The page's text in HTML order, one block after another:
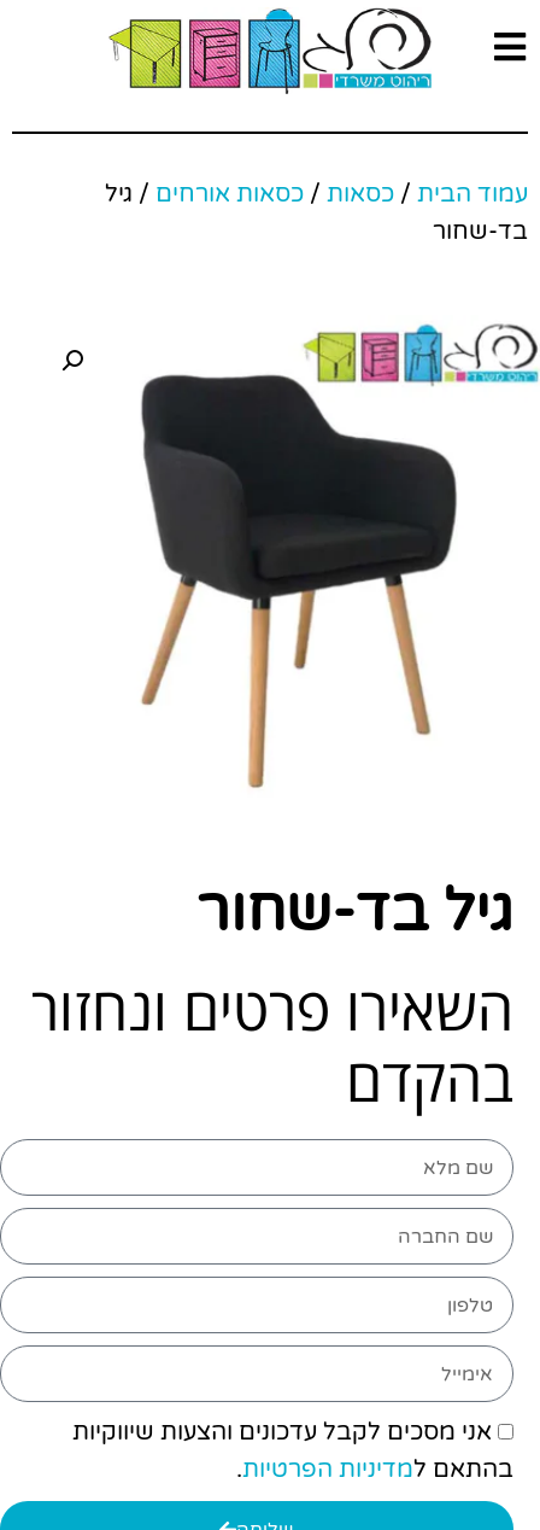
עמוד הבית/ כסאות/ כסאות אורחים/ גיל
בד-שחור
גיל בד-שחור
השאירו פרטים ונחזור
בהקדם
אני מסכים לקבל עדכונים והצעות שיווקיות
בהתאם למדיניות הפרטיות.